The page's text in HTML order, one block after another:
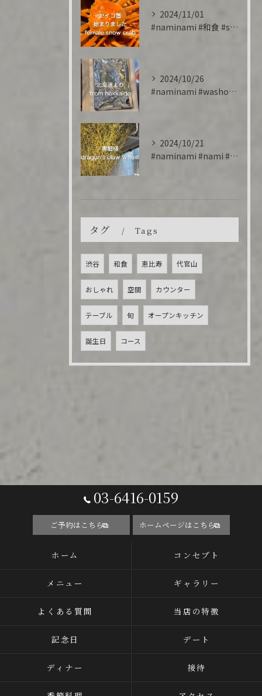
2024/11/01
#naminami #和食 #snowcrab #香箱蟹 #...
2024/10/26
#naminami #washoku #salmon #cr...
2024/10/21
#naminami #nami #雲龍柳 #willow
タグ Tags
渋谷 和食 恵比寿 代官山
おしゃれ 空間 カウンター
テーブル 旬 オープンキッチン
誕生日 コース
03-6416-0159
ご予約はこちら ホームページはこちら
ホーム コンセプト
メニュー ギャラリー
よくある質問 当店の特徴
記念日 デート
ディナー 接待